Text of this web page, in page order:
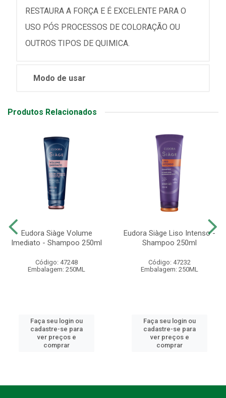
RESTAURA A FORÇA E É EXCELENTE PARA O
USO PÓS PROCESSOS DE COLORAÇÃO OU
OUTROS TIPOS DE QUIMICA.
Modo de usar
Produtos Relacionados
Eudora Siàge Volume
Imediato - Shampoo 250ml
Código: 47248
Embalagem: 250ML
Faça seu login ou
cadastre-se para
ver preços e
comprar
Eudora Siàge Liso Intenso -
Shampoo 250ml
Código: 47232
Embalagem: 250ML
Faça seu login ou
cadastre-se para
ver preços e
comprar